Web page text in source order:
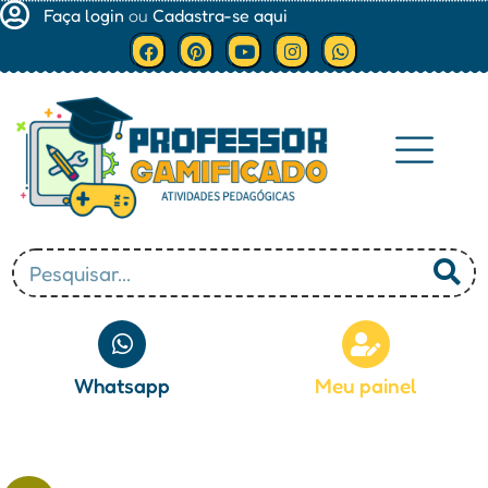
Faça login ou Cadastra-se aqui
Whatsapp Meu painel